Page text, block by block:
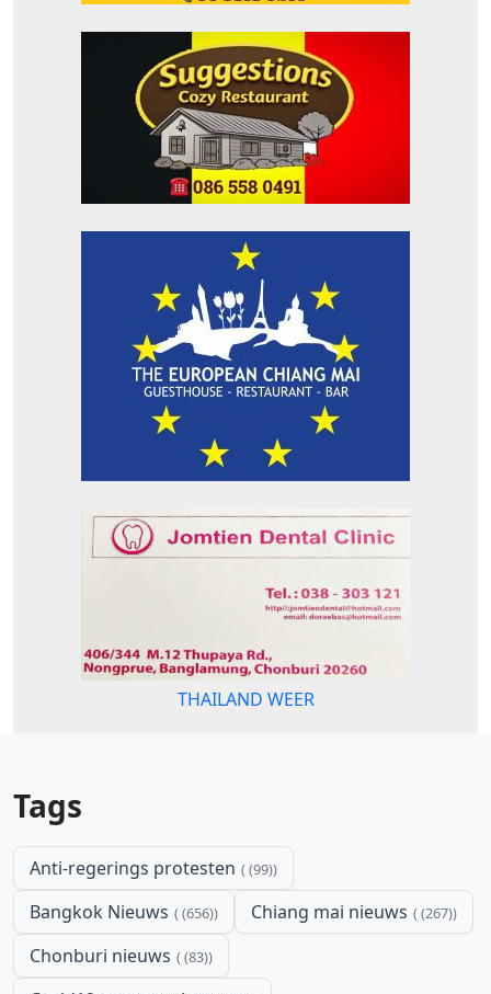
THAILAND WEER
Tags
Anti-regerings protesten (99)
Bangkok Nieuws (656) Chiang mai nieuws (267)
Chonburi nieuws (83)